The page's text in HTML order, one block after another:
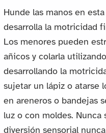
Hunde las manos en
desarrolla la motricidad
Los menores pueden
añicos y colarla
desarrollando la
sujetar un lápiz o atarse
en areneros o bandejas
luz o con moldes. Nunca
diversión sensorial